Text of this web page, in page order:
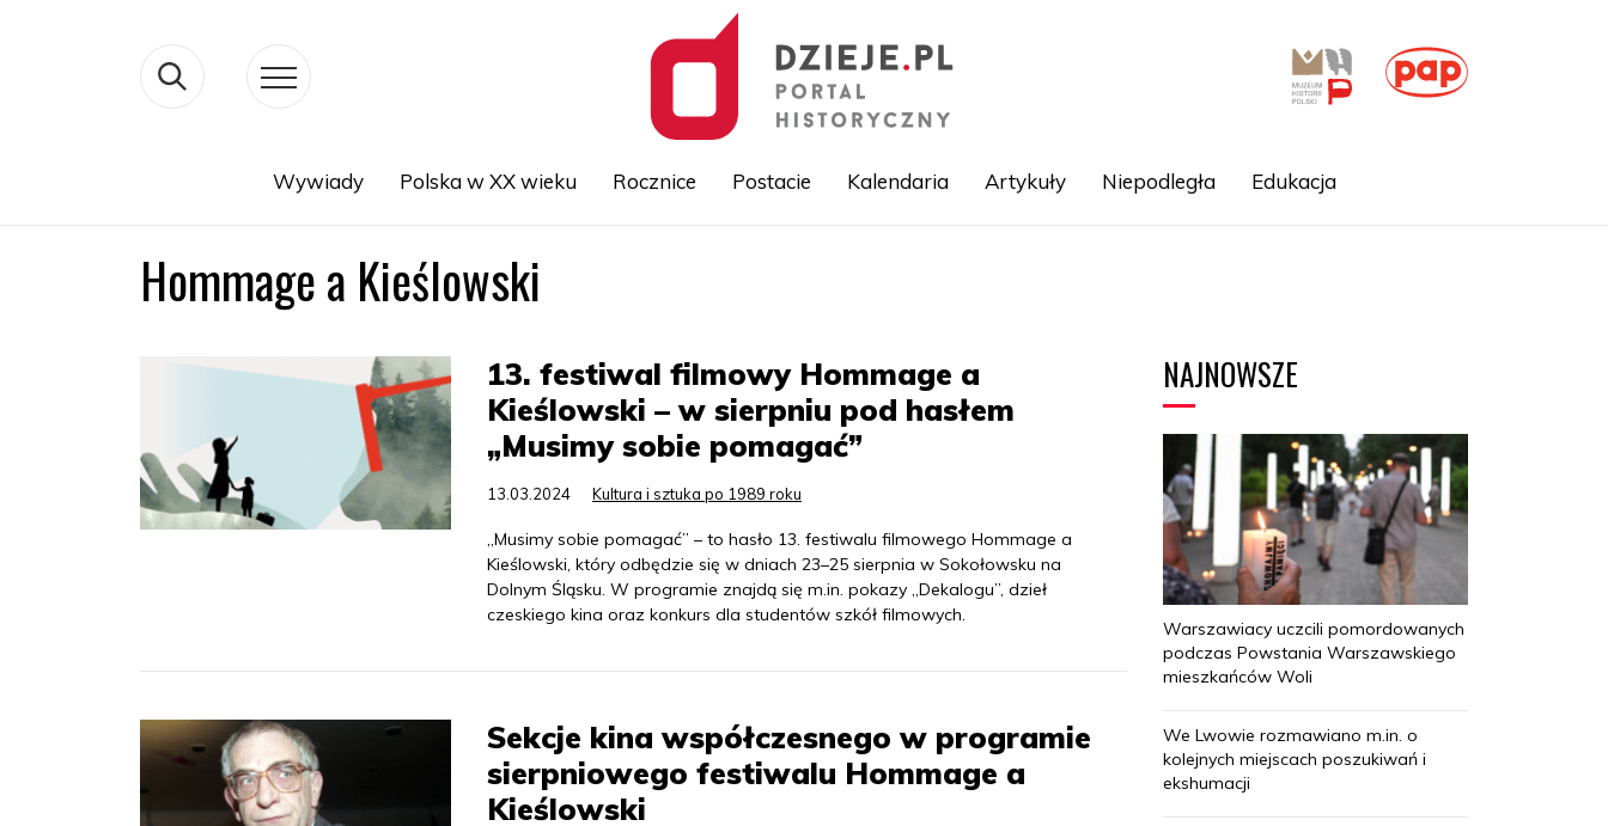
Wywiady Polska w XX wieku Rocznice Postacie Kalendaria Artykuły Niepodległa Edukacja
Hommage a Kieślowski
13. festiwal filmowy Hommage a
Kieślowski – w sierpniu pod hasłem
„Musimy sobie pomagać”
13.03.2024 Kultura i sztuka po 1989 roku
„Musimy sobie pomagać” – to hasło 13. festiwalu filmowego Hommage a
Kieślowski, który odbędzie się w dniach 23–25 sierpnia w Sokołowsku na
Dolnym Śląsku. W programie znajdą się m.in. pokazy „Dekalogu”, dzieł
czeskiego kina oraz konkurs dla studentów szkół filmowych.
Sekcje kina współczesnego w programie
sierpniowego festiwalu Hommage a
Kieślowski
NAJNOWSZE
Warszawiacy uczcili pomordowanych
podczas Powstania Warszawskiego
mieszkańców Woli
We Lwowie rozmawiano m.in. o
kolejnych miejscach poszukiwań i
ekshumacji